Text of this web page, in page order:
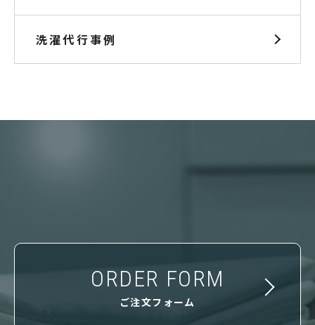
洗濯代行事例
ORDER FORM
ご注文フォーム